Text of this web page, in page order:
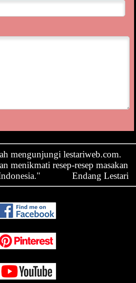
mengunjungi lestariweb.com.
menikmati resep-resep masakan
Endang Lestari